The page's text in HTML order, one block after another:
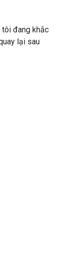
tôi đang khắc
lại sau